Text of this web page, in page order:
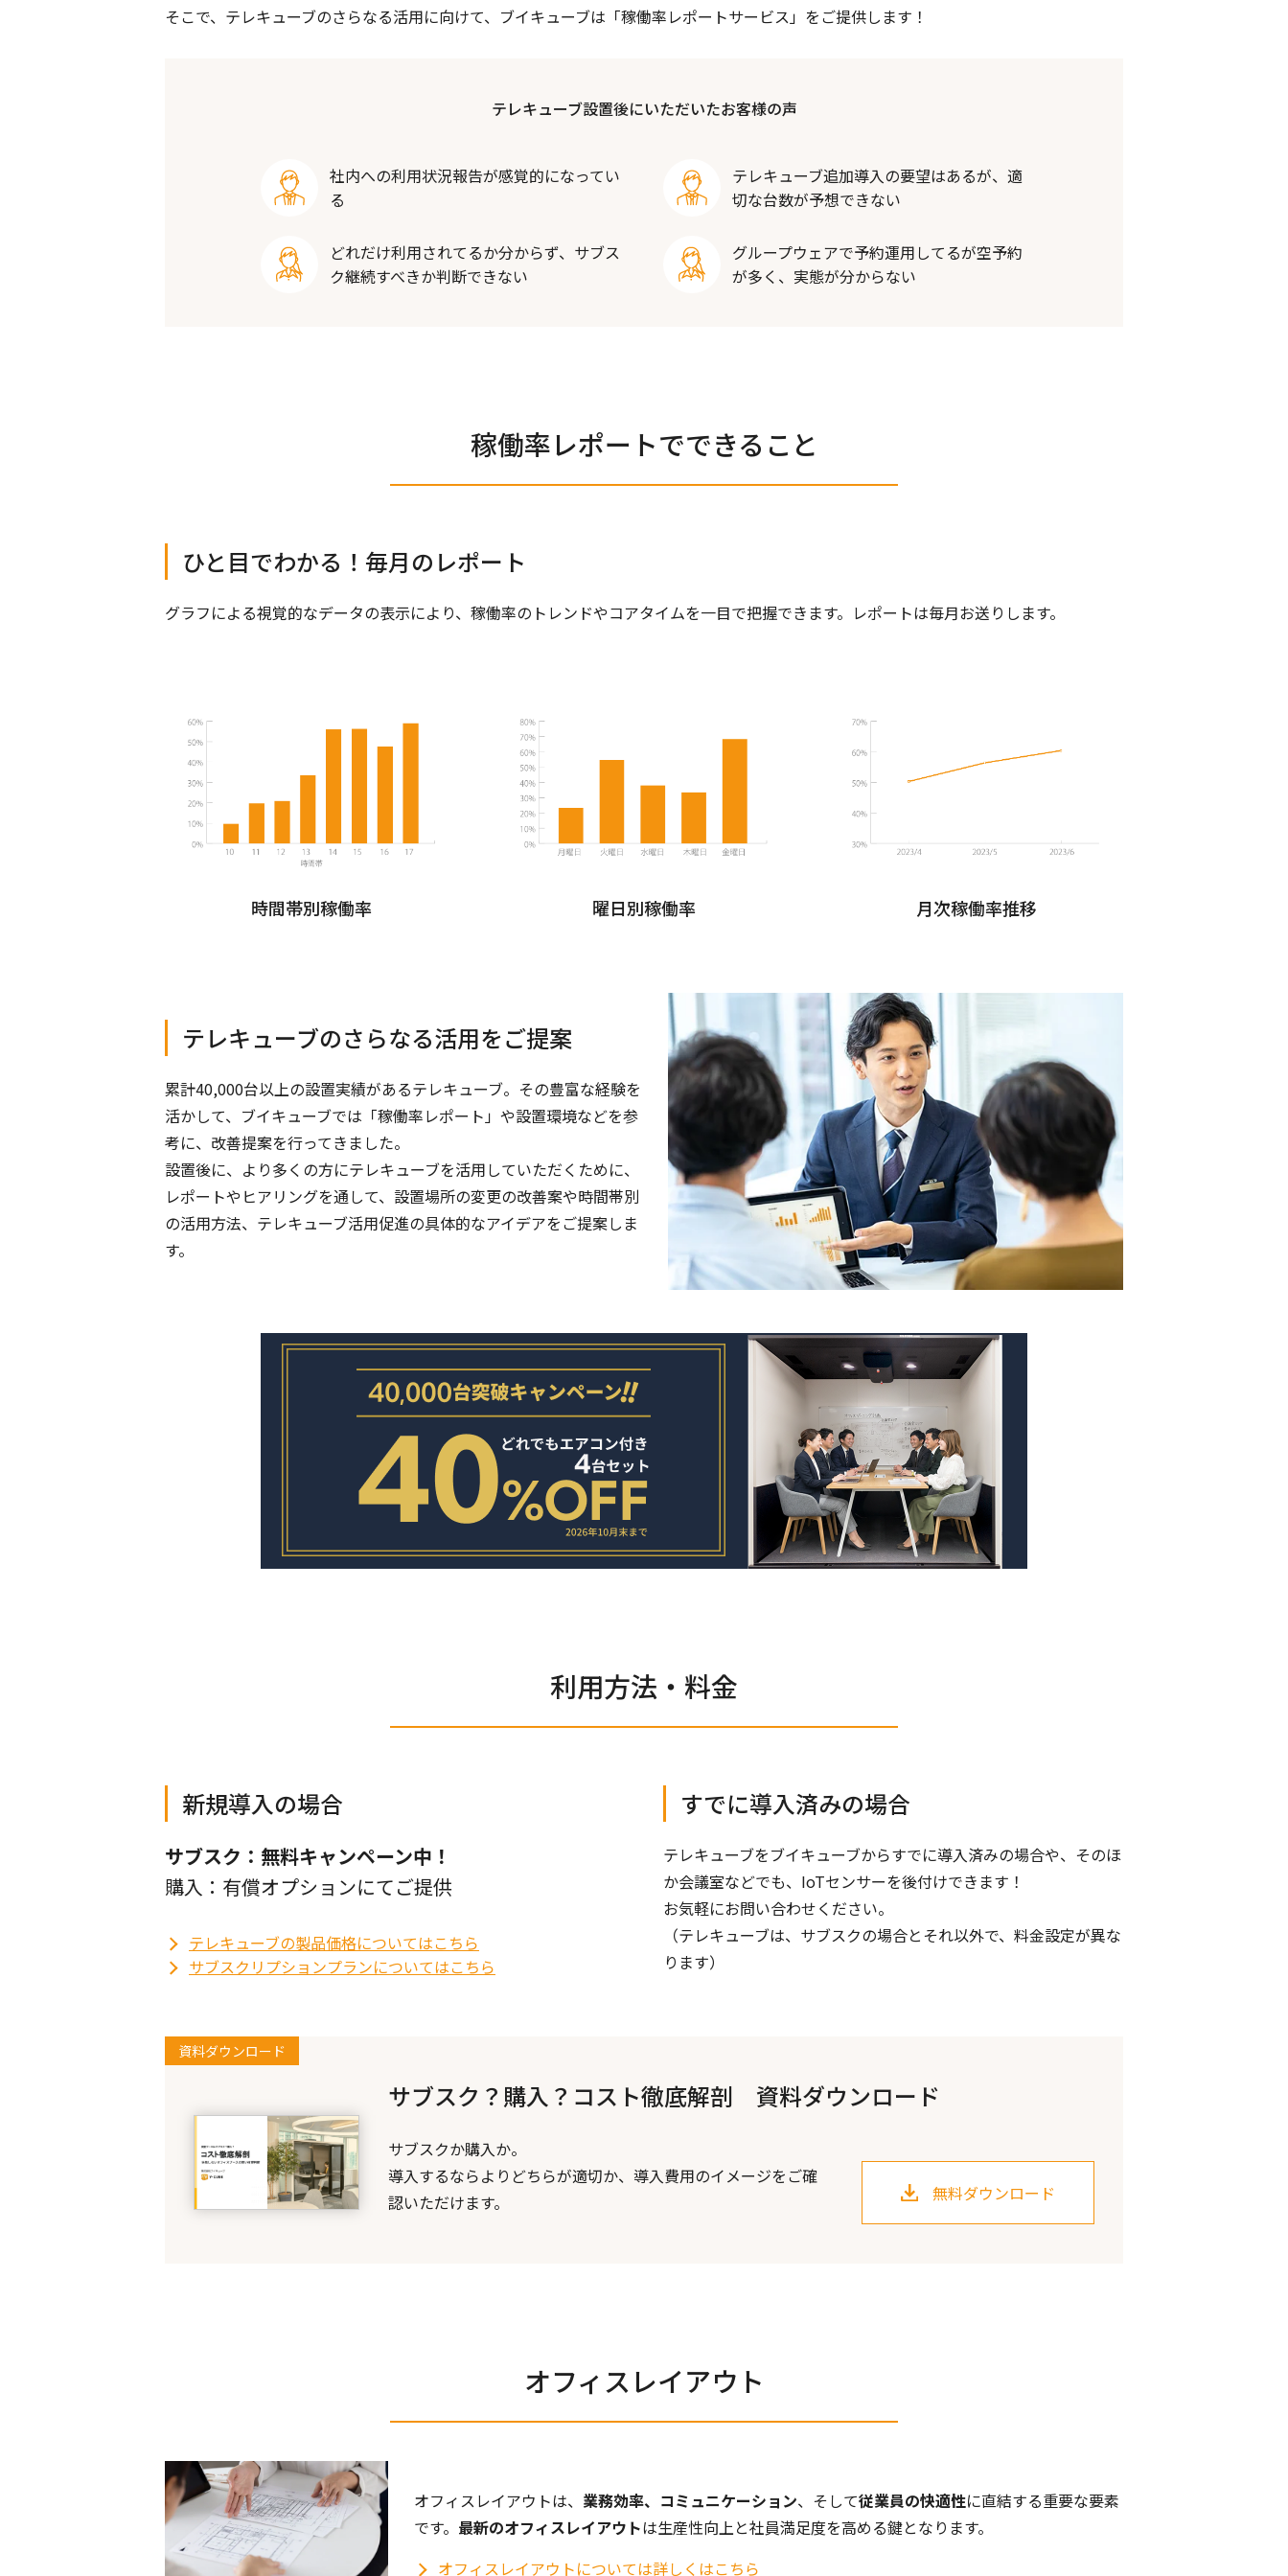
そこで、テレキューブのさらなる活用に向けて、ブイキューブは「稼働率レポートサービス」をご提供します！
テレキューブ設置後にいただいたお客様の声
社内への利用状況報告が感覚的になってい
る
どれだけ利用されてるか分からず、サブス
ク継続すべきか判断できない
テレキューブ追加導入の要望はあるが、適
切な台数が予想できない
グループウェアで予約運用してるが空予約
が多く、実態が分からない
稼働率レポートでできること
ひと目でわかる！毎月のレポート
グラフによる視覚的なデータの表示により、稼働率のトレンドやコアタイムを一目で把握できます。レポートは毎月お送りします。
時間帯別稼働率 曜日別稼働率 月次稼働率推移
テレキューブのさらなる活用をご提案
累計40,000台以上の設置実績があるテレキューブ。その豊富な経験を
活かして、ブイキューブでは「稼働率レポート」や設置環境などを参
考に、改善提案を行ってきました。
設置後に、より多くの方にテレキューブを活用していただくために、
レポートやヒアリングを通して、設置場所の変更の改善案や時間帯別
の活用方法、テレキューブ活用促進の具体的なアイデアをご提案しま
す。
利用方法・料金
新規導入の場合
サブスク：無料キャンペーン中！
購入：有償オプションにてご提供
テレキューブの製品価格についてはこちら
サブスクリプションプランについてはこちら
すでに導入済みの場合
テレキューブをブイキューブからすでに導入済みの場合や、そのほ
か会議室などでも、IoTセンサーを後付けできます！
お気軽にお問い合わせください。
（テレキューブは、サブスクの場合とそれ以外で、料金設定が異な
ります）
資料ダウンロード
サブスク？購入？コスト徹底解剖 資料ダウンロード
サブスクか購入か。
導入するならよりどちらが適切か、導入費用のイメージをご確
認いただけます。
無料ダウンロード
オフィスレイアウト
オフィスレイアウトは、 業務効率、コミュニケーション、そして従業員の快適性に直結する重要な要素
です。 最新のオフィスレイアウトは生産性向上と社員満足度を高める鍵となります。
オフィスレイアウトについては詳しくはこちら